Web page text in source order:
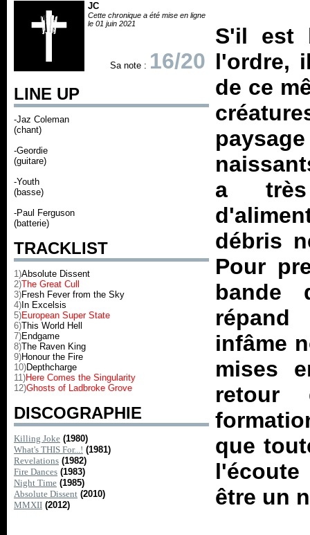
JC
Cette chronique a été mise en ligne
le 01 juin 2021
Sa note : 16/20
LINE UP
-Jaz Coleman
(chant)
-Geordie
(guitare)
-Youth
(basse)
-Paul Ferguson
(batterie)
TRACKLIST
1)Absolute Dissent
2)The Great Cull
3)Fresh Fever from the Sky
4) In Excelsis
5)European Super State
6)This World Hell
7)Endgame
8)The Raven King
9)Honour the Fire
10)Depthcharge
11)Here Comes the Singularity
12)Ghosts of Ladbroke Grove
DISCOGRAPHIE
Killing Joke (1980)
What's THIS For...! (1981)
Revelations (1982)
Fire Dances (1983)
Night Time (1985)
Absolute Dissent (2010)
MMXII (2012)
S'il est
l'ordre,
de ce
a
débris
Pour
bande
infâme
mises
retour
que
être un